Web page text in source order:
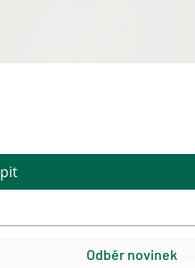
Odběr novinek